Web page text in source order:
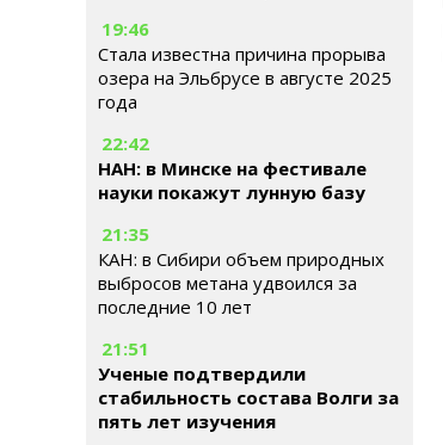
19:46
Стала известна причина прорыва
озера на Эльбрусе в августе 2025
года
22:42
НАН: в Минске на фестивале
науки покажут лунную базу
21:35
КАН: в Сибири объем природных
выбросов метана удвоился за
последние 10 лет
21:51
Ученые подтвердили
стабильность состава Волги за
пять лет изучения